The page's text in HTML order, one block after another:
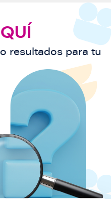
resultados para tu